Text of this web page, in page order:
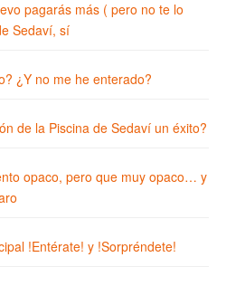
pagarás más ( pero no te lo
Sedaví, sí
¿Y no me he enterado?
de la Piscina de Sedaví un éxito?
opaco, pero que muy opaco… y
!Entérate! y !Sorpréndete!